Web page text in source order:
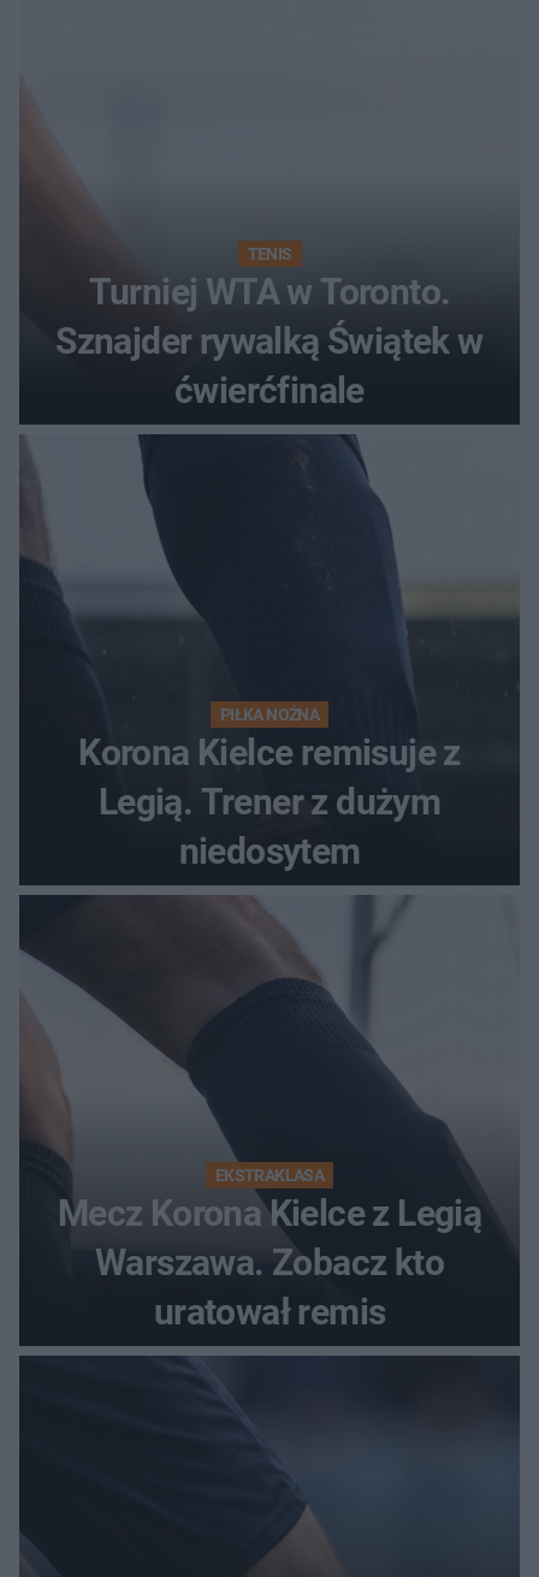
TENIS
Turniej WTA w Toronto.
Sznajder rywalką Świątek w
ćwierćfinale
PIŁKA NOŻNA
Korona Kielce remisuje z
Legią. Trener z dużym
niedosytem
EKSTRAKLASA
Mecz Korona Kielce z Legią
Warszawa. Zobacz kto
uratował remis